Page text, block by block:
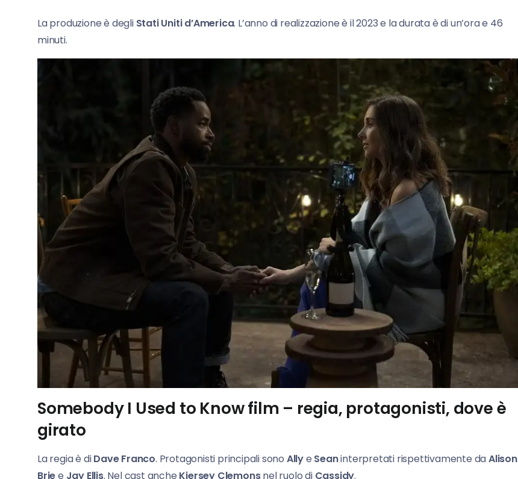
La produzione è degli Stati Uniti d’America. L’anno di realizzazione è il 2023 e la durata è di un’ora e 46
minuti.
Somebody I Used to Know film – regia, protagonisti, dove è
girato
La regia è diDave Franco. Protagonisti principali sono Allye Seaninterpretati rispettivamente daAlison
Briee Jay Ellis. Nel cast anche Kiersey Clemonsnel ruolo diCassidy.